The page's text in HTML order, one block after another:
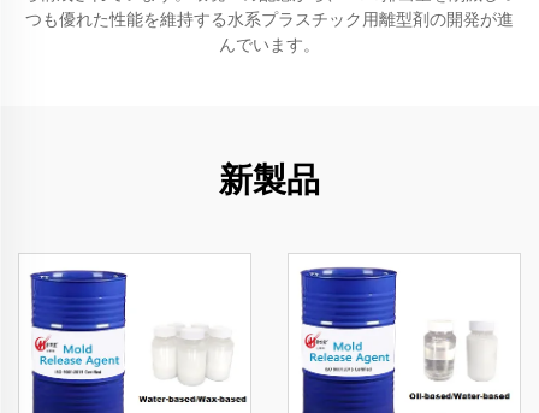
つも優れた性能を維持する水系プラスチック用離型剤の開発が進
んでいます。
新製品